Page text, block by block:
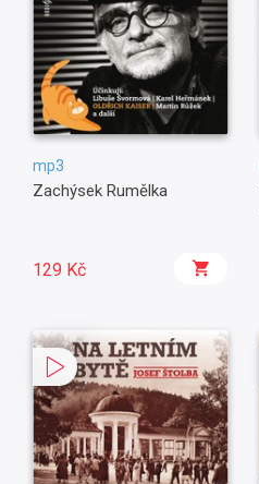
mp3
Zachýsek Rumělka
129 Kč